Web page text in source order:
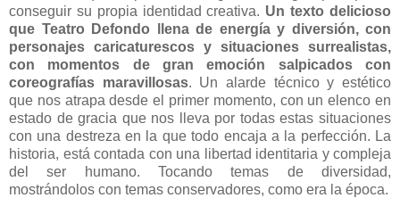
conseguir su propia identidad creativa. Un texto delicioso
que Teatro Defondo llena de energía y diversión, con
personajes caricaturescos y situaciones surrealistas,
con momentos de gran emoción salpicados con
coreografías maravillosas. Un alarde técnico y estético
que nos atrapa desde el primer momento, con un elenco en
estado de gracia que nos lleva por todas estas situaciones
con una destreza en la que todo encaja a la perfección. La
historia, está contada con una libertad identitaria y compleja
del ser humano. Tocando temas de diversidad,
mostrándolos con temas conservadores, como era la época.